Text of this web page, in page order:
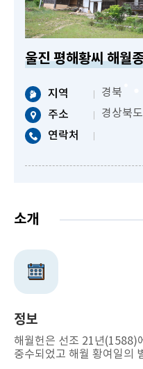
울진 평해황씨 해월
지역
경북
주소
경상북
연락처
소개
정보
해월헌은 선조 21년(1588)
중수되었고 해월 황여일의